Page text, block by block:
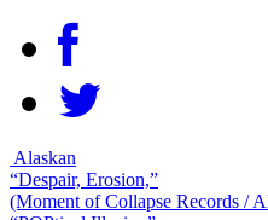
Alaskan
“Despair, Erosion,”
(Moment of Collapse Records /